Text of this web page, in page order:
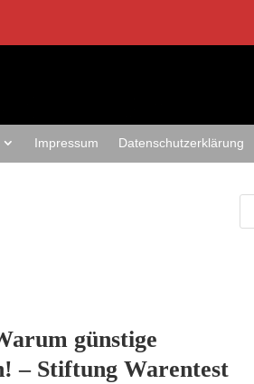
Impressum Datenschutzerklärung
günstige
– Stiftung Warentest